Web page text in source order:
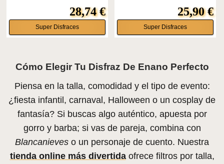
28,74 €
Super Disfraces
25,90 €
Super Disfraces
Cómo Elegir Tu Disfraz De Enano Perfecto
Piensa en la talla, comodidad y el tipo de evento:
¿fiesta infantil, carnaval, Halloween o un cosplay de
fantasía? Si buscas algo auténtico, apuesta por
gorro y barba; si vas de pareja, combina con
Blancanieves o un personaje de cuento. Nuestra
tienda online más divertidaofrece filtros por talla,